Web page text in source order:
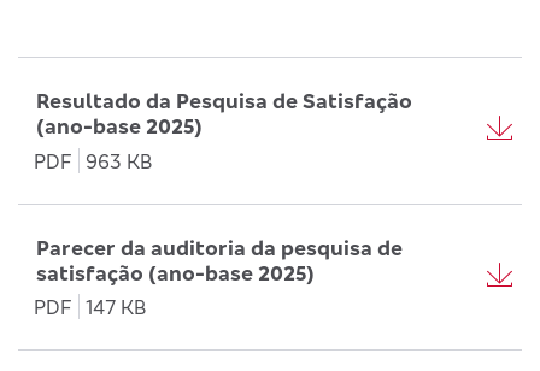
Resultado da Pesquisa de Satisfação
(ano-base 2025)
PDF
963 KB
Parecer da auditoria da pesquisa de
satisfação (ano-base 2025)
PDF 147 KB